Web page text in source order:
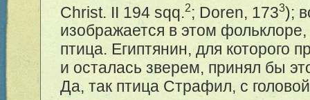
Christ. II 194 sqq.2; Doren, 1733);
изображается в этом фольклоре,
птица. Египтянин, для которого
и осталась зверем, принял бы
Да, так птица Страфил, с